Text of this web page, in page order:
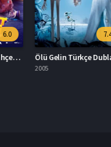
Cesur Hayvanat Bahçesi Sakinleri Full İzle
7.4
Ölü Gelin Türkçe Dublaj İzle
2005